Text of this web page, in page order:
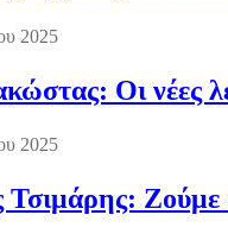
2025
Οι νέες
2025
Τσιμάρης: Ζούμε